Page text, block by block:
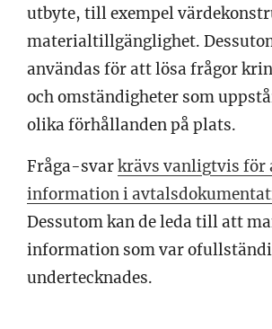
utbyte, till exempel
materialtillgänglighet.
användas för att lösa frågor
och omständigheter som
olika förhållanden på plats.
Fråga-svarkrävs vanligtvis för
information i
Dessutom kan de leda till att
information som var
undertecknades.